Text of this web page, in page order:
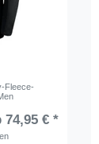
Fleece-
74,95 € *